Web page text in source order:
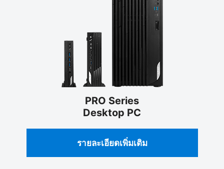
PRO Series
Desktop PC
รายละเอียดเพิ่มเติม